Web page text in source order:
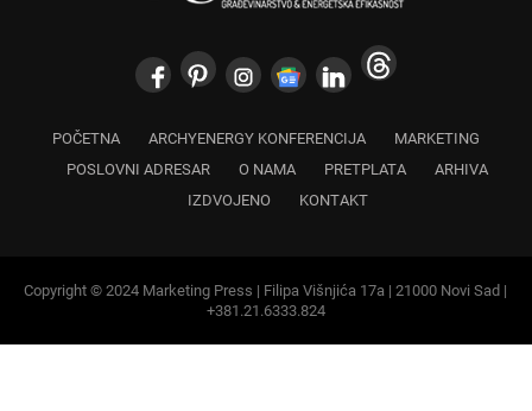
POČETNA ARCHYENERGY KONFERENCIJA
MARKETING
POSLOVNI ADRESAR
O NAMA PRETPLATA
ARHIVA
IZDVOJENO
KONTAKT
Copyright © 2024 Marketing Press | Filipa Višnjića 17a | 21000 Novi Sad |
+381.21.6333.824